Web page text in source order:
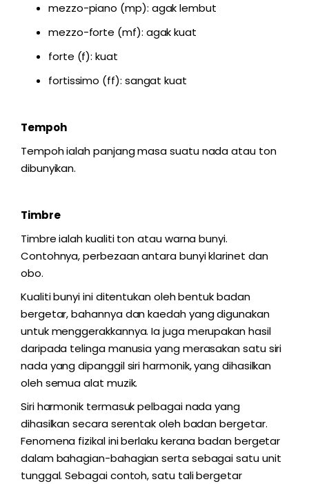
mezzo-piano (mp): agak lembut
mezzo-forte (mf): agak kuat
forte (f): kuat
fortissimo (ff): sangat kuat
Tempoh
Tempoh ialah panjang masa suatu nada atau ton
dibunyikan.
Timbre
Timbre ialah kualiti ton atau warna bunyi.
Contohnya, perbezaan antara bunyi klarinet dan
obo.
Kualiti bunyi ini ditentukan oleh bentuk badan
bergetar, bahannya dan kaedah yang digunakan
untuk menggerakkannya. Ia juga merupakan hasil
daripada telinga manusia yang merasakan satu siri
nada yang dipanggil siri harmonik, yang dihasilkan
oleh semua alat muzik.
Siri harmonik termasuk pelbagai nada yang
dihasilkan secara serentak oleh badan bergetar.
Fenomena fizikal ini berlaku kerana badan bergetar
dalam bahagian-bahagian serta sebagai satu unit
tunggal. Sebagai contoh, satu tali bergetar